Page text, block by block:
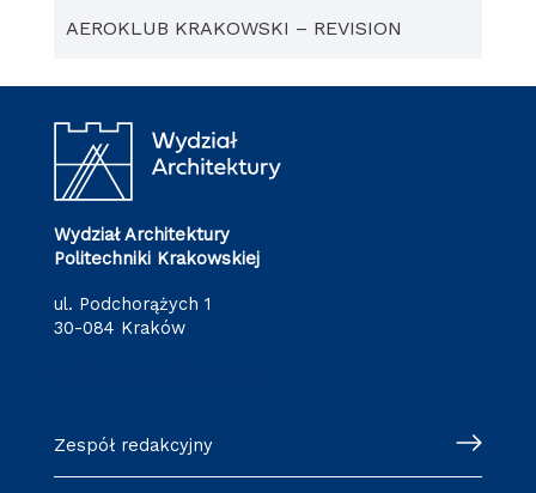
AEROKLUB KRAKOWSKI – REVISION
Wydział Architektury
Politechniki Krakowskiej
ul. Podchorążych 1
30-084 Kraków
Zespół redakcyjny